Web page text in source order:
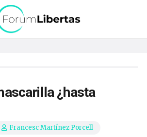
¿hasta
Francesc Martínez Porcell